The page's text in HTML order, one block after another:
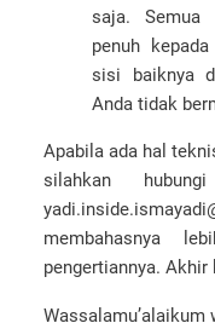
saja. Semua
penuh
sisi baiknya
Anda tidak
Apabila ada hal
silahkan
membahasnya
pengertiannya.
Wassalamu’alaikum